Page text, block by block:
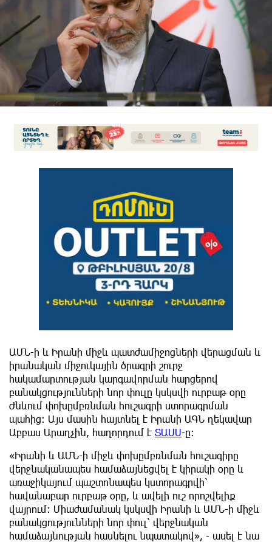
ԱՄՆ-ի և Իրանի միջև պատժամիջոցների վերացման և
իրանական միջուկային ծրագրի շուրջ
հակամարտության կարգավորման հարցերով
բանակցությունների նոր փուլը կսկսվի ուրբաթ օրը
Ժնևում փոխըմբռնման հուշագրի ստորագրման
պահից։ Այս մասին հայտնել է Իրանի ԱԳՆ ղեկավար
Աբբաս Արաղչին, հաղորդում է ՏԱՍՍ-ը:
«Իրանի և ԱՄՆ-ի միջև փոխըմբռնման հուշագիրը
վերջնականապես համաձայնեցվել է կիրակի օրը և
առաջիկայում պաշտոնապես կստորագրվի՝
հավանաբար ուրբաթ օրը, և ավելի ուշ որոշվելիք
վայրում։ Միաժամանակ կսկսվի Իրանի և ԱՄՆ-ի միջև
բանակցությունների նոր փուլ՝ վերջնական
համաձայնության հասնելու նպատակով», - ասել է նա